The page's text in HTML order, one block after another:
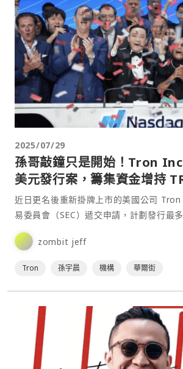
2025/07/29
孫哥敲鐘只是開始！Tron
美元發行案，籌集資金增持
近日更名後重新掛牌上市的美國公司
易委員會（SEC）遞交申請，計劃發行最
型證券，進一步擴大其對 TRON 生態⋯
zombit jeff
Tron 孫宇晨 機構 華爾街